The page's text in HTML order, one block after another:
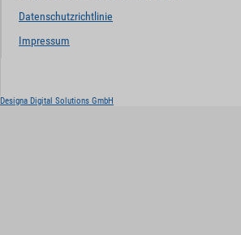
Datenschutzrichtlinie
Impressum
Designa Digital Solutions GmbH